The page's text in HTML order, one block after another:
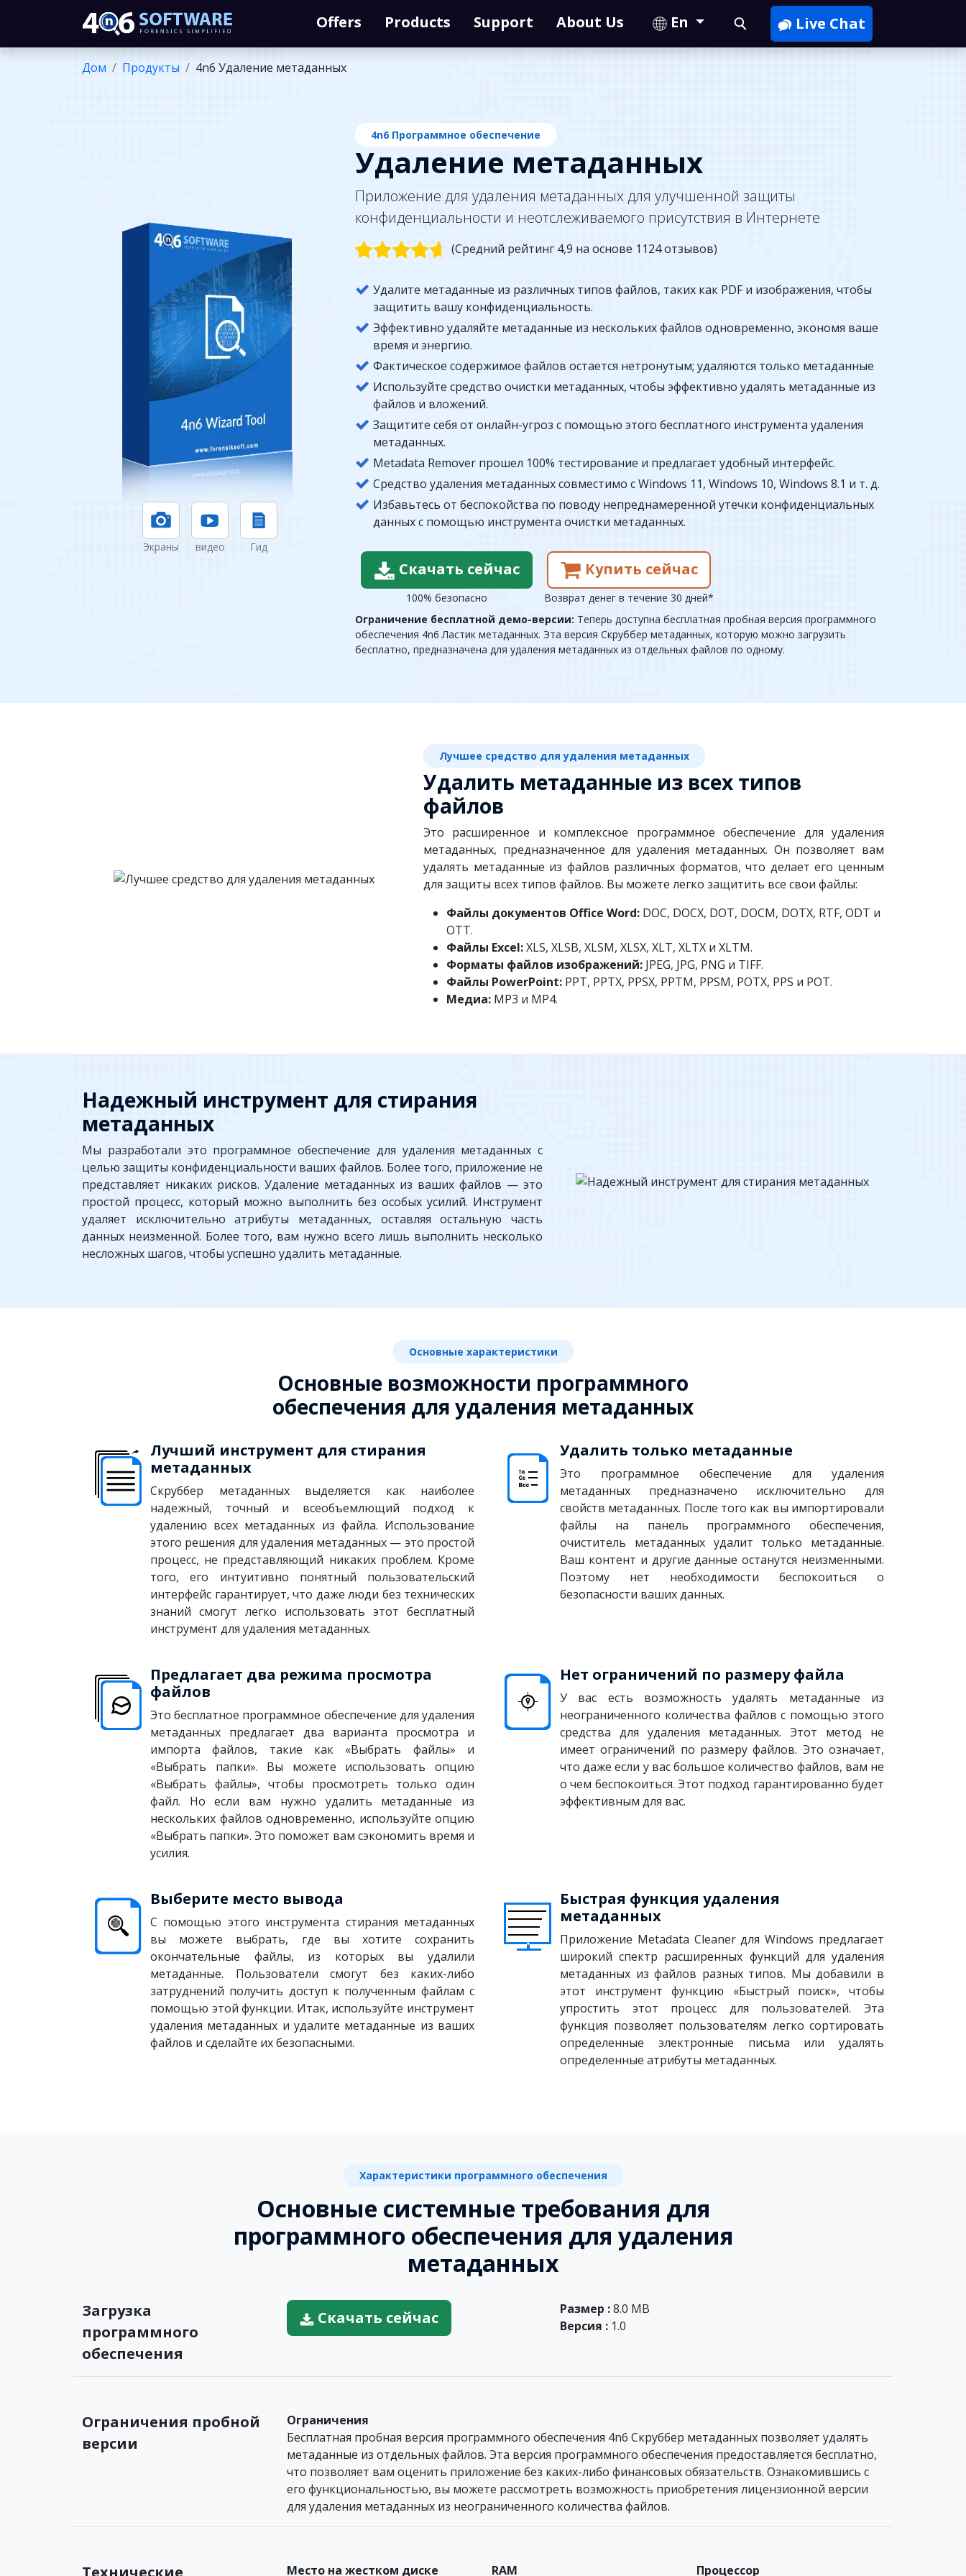
Offers Products Support About Us En Live Chat
Дом Продукты 4n6 Удаление метаданных
Экраны видео Гид
4n6 Программное обеспечение
Удаление метаданных
Приложение для удаления метаданных для улучшенной защиты
конфиденциальности и неотслеживаемого присутствия в Интернете
(Средний рейтинг 4,9 на основе 1124 отзывов)
Удалите метаданные из различных типов файлов, таких как PDF и изображения, чтобы
защитить вашу конфиденциальность.
Эффективно удаляйте метаданные из нескольких файлов одновременно, экономя ваше
время и энергию.
Фактическое содержимое файлов остается нетронутым; удаляются только метаданные
Используйте средство очистки метаданных, чтобы эффективно удалять метаданные из
файлов и вложений.
Защитите себя от онлайн-угроз с помощью этого бесплатного инструмента удаления
метаданных.
Metadata Remover прошел 100% тестирование и предлагает удобный интерфейс.
Средство удаления метаданных совместимо с Windows 11, Windows 10, Windows 8.1 и т. д.
Избавьтесь от беспокойства по поводу непреднамеренной утечки конфиденциальных
данных с помощью инструмента очистки метаданных.
Скачать сейчас
100% безопасно
Купить сейчас
Возврат денег в течение 30 дней*
Ограничение бесплатной демо-версии: Теперь доступна бесплатная пробная версия программного
обеспечения 4n6 Ластик метаданных. Эта версия Скруббер метаданных, которую можно загрузить
бесплатно, предназначена для удаления метаданных из отдельных файлов по одному.
Лучшее средство для удаления метаданных
Удалить метаданные из всех типов
файлов
Это расширенное и комплексное программное обеспечение для удаления
метаданных, предназначенное для удаления метаданных. Он позволяет вам
удалять метаданные из файлов различных форматов, что делает его ценным
для защиты всех типов файлов. Вы можете легко защитить все свои файлы:
Файлы документов Office Word: DOC, DOCX, DOT, DOCM, DOTX, RTF, ODT и
OTT.
Файлы Excel:XLS, XLSB, XLSM, XLSX, XLT, XLTX и XLTM.
Форматы файлов изображений: JPEG, JPG, PNG и TIFF.
Файлы PowerPoint: PPT, PPTX, PPSX, PPTM, PPSM, POTX, PPS и POT.
Медиа: MP3 и MP4.
Надежный инструмент для стирания
метаданных
Мы разработали это программное обеспечение для удаления метаданных с
целью защиты конфиденциальности ваших файлов. Более того, приложение не
представляет никаких рисков. Удаление метаданных из ваших файлов — это
простой процесс, который можно выполнить без особых усилий. Инструмент
удаляет исключительно атрибуты метаданных, оставляя остальную часть
данных неизменной. Более того, вам нужно всего лишь выполнить несколько
несложных шагов, чтобы успешно удалить метаданные.
Основные характеристики
Основные возможности программного
обеспечения для удаления метаданных
Лучший инструмент для стирания
метаданных
Скруббер метаданных выделяется как наиболее
надежный, точный и всеобъемлющий подход к
удалению всех метаданных из файла. Использование
этого решения для удаления метаданных — это простой
процесс, не представляющий никаких проблем. Кроме
того, его интуитивно понятный пользовательский
интерфейс гарантирует, что даже люди без технических
знаний смогут легко использовать этот бесплатный
инструмент для удаления метаданных.
Удалить только метаданные
Это программное обеспечение для удаления
метаданных предназначено исключительно для
свойств метаданных. После того как вы импортировали
файлы на панель программного обеспечения,
очиститель метаданных удалит только метаданные.
Ваш контент и другие данные останутся неизменными.
Поэтому нет необходимости беспокоиться о
безопасности ваших данных.
Предлагает два режима просмотра
файлов
Это бесплатное программное обеспечение для удаления
метаданных предлагает два варианта просмотра и
импорта файлов, такие как «Выбрать файлы» и
«Выбрать папки». Вы можете использовать опцию
«Выбрать файлы», чтобы просмотреть только один
файл. Но если вам нужно удалить метаданные из
нескольких файлов одновременно, используйте опцию
«Выбрать папки». Это поможет вам сэкономить время и
усилия.
Нет ограничений по размеру файла
У вас есть возможность удалять метаданные из
неограниченного количества файлов с помощью этого
средства для удаления метаданных. Этот метод не
имеет ограничений по размеру файлов. Это означает,
что даже если у вас большое количество файлов, вам не
о чем беспокоиться. Этот подход гарантированно будет
эффективным для вас.
Выберите место вывода
С помощью этого инструмента стирания метаданных
вы можете выбрать, где вы хотите сохранить
окончательные файлы, из которых вы удалили
метаданные. Пользователи смогут без каких-либо
затруднений получить доступ к полученным файлам с
помощью этой функции. Итак, используйте инструмент
удаления метаданных и удалите метаданные из ваших
файлов и сделайте их безопасными.
Быстрая функция удаления
метаданных
Приложение Metadata Cleaner для Windows предлагает
широкий спектр расширенных функций для удаления
метаданных из файлов разных типов. Мы добавили в
этот инструмент функцию «Быстрый поиск», чтобы
упростить этот процесс для пользователей. Эта
функция позволяет пользователям легко сортировать
определенные электронные письма или удалять
определенные атрибуты метаданных.
Характеристики программного обеспечения
Основные системные требования для
программного обеспечения для удаления
метаданных
Загрузка
программного
обеспечения
Скачать сейчас Размер :8.0 MB
Версия : 1.0
Ограничения пробной
версии
Ограничения
Бесплатная пробная версия программного обеспечения 4n6 Скруббер метаданных позволяет удалять
метаданные из отдельных файлов. Эта версия программного обеспечения предоставляется бесплатно,
что позволяет вам оценить приложение без каких-либо финансовых обязательств. Ознакомившись с
его функциональностью, вы можете рассмотреть возможность приобретения лицензионной версии
для удаления метаданных из неограниченного количества файлов.
Технические Место на жестком диске RAM Процессор